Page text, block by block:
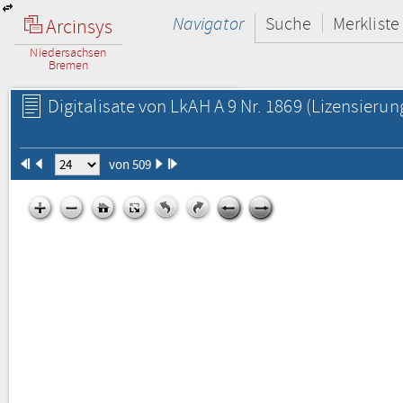
Arcinsys
Niedersachsen
Bremen
Navigator Suche Merkliste
Digitalisate von LkAH A 9 Nr. 1869
von 509